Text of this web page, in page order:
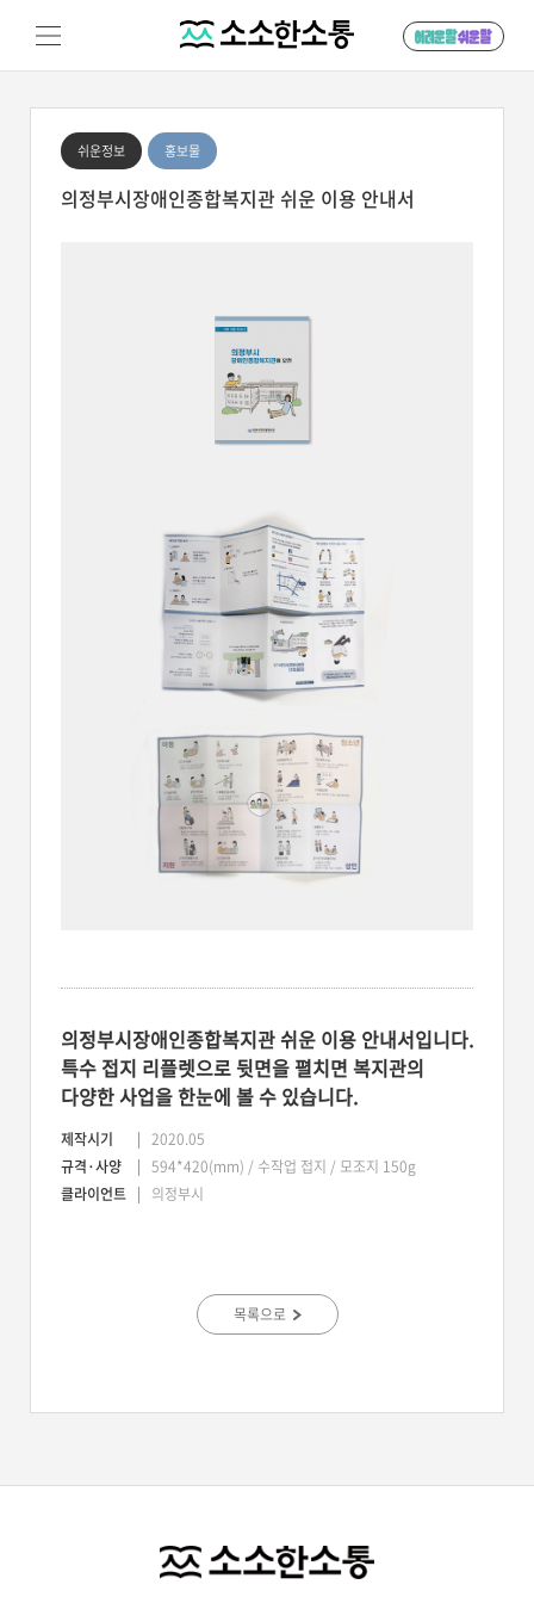
쉬운정보 홍보물
의정부시장애인종합복지관 쉬운 이용 안내서
의정부시장애인종합복지관 쉬운 이용 안내서입니다.
특수 접지 리플렛으로 뒷면을 펼치면 복지관의
다양한 사업을 한눈에 볼 수 있습니다.
제작시기
2020.05
규격·사양
594*420(mm) / 수작업 접지 / 모조지 150g
클라이언트
의정부시
목록으로